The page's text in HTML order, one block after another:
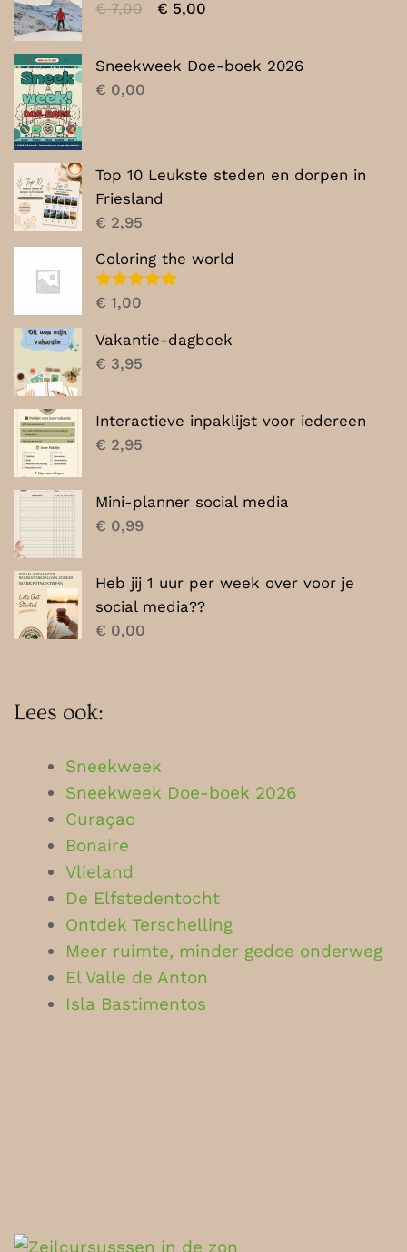
€7,00
Oorspronkelijke
was:
€ 5,00
Sneekweek Doe-boek 2026
€ 0,00
Top 10 Leukste steden en dorpen in
Friesland
€ 2,95
Coloring the world
Gewaardeerd
5.00
€ 1,00
Vakantie-dagboek
€ 3,95
Interactieve inpaklijst voor iedereen
€ 2,95
Mini-planner social media
€ 0,99
Heb jij 1 uur per week over voor je
social media??
€ 0,00
Lees ook:
Sneekweek
Sneekweek Doe-boek 2026
Curaçao
Bonaire
Vlieland
De Elfstedentocht
Ontdek Terschelling
Meer ruimte, minder gedoe onderweg
El Valle de Anton
Isla Bastimentos